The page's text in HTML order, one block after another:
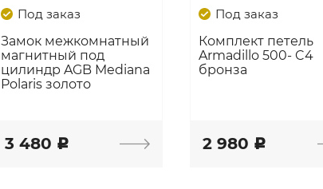
Под заказ
Замок межкомнатный
магнитный под
цилиндр AGB Mediana
Polaris золото
3 480 c
Под заказ
Комплект петель
Armadillo 500- C4
бронза
2 980 c